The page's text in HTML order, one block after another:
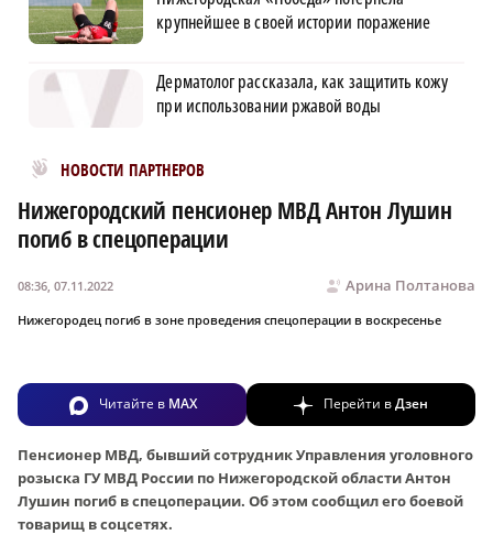
крупнейшее в своей истории поражение
Дерматолог рассказала, как защитить кожу
при использовании ржавой воды
НОВОСТИ ПАРТНЕРОВ
Новости МирТесен
Нижегородский пенсионер МВД Антон Лушин
погиб в спецоперации
Арина Полтанова
08:36, 07.11.2022
Нижегородец погиб в зоне проведения спецоперации в воскресенье
Читайте в MAX Перейти вДзен
Пенсионер МВД, бывший сотрудник Управления уголовного
розыска ГУ МВД России по Нижегородской области Антон
Лушин погиб в спецоперации. Об этом сообщил его боевой
товарищ в соцсетях.